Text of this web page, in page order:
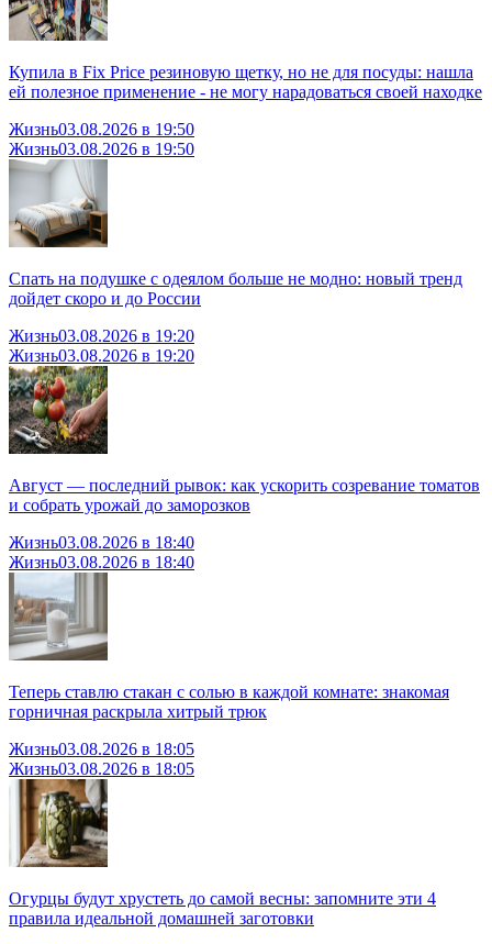
Купила в Fix Price резиновую щетку, но не для посуды: нашла
ей полезное применение - не могу нарадоваться своей находке
Жизнь03.08.2026 в 19:50
Жизнь03.08.2026 в 19:50
Спать на подушке с одеялом больше не модно: новый тренд
дойдет скоро и до России
Жизнь03.08.2026 в 19:20
Жизнь03.08.2026 в 19:20
Август — последний рывок: как ускорить созревание томатов
и собрать урожай до заморозков
Жизнь03.08.2026 в 18:40
Жизнь03.08.2026 в 18:40
Теперь ставлю стакан с солью в каждой комнате: знакомая
горничная раскрыла хитрый трюк
Жизнь03.08.2026 в 18:05
Жизнь03.08.2026 в 18:05
Огурцы будут хрустеть до самой весны: запомните эти 4
правила идеальной домашней заготовки